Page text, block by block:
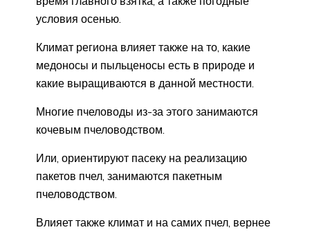
условия осенью.
Климат региона влияет также на то, какие
медоносы и пыльценосы есть в природе и
какие выращиваются в данной местности.
Многие пчеловоды из-за этого занимаются
кочевым пчеловодством.
Или, ориентируют пасеку на реализацию
пакетов пчел, занимаются пакетным
пчеловодством.
Влияет также климат и на самих пчел, вернее